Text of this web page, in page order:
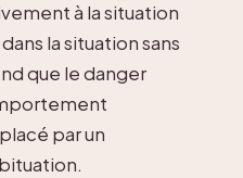
à la situation
la situation sans
que le danger
par un